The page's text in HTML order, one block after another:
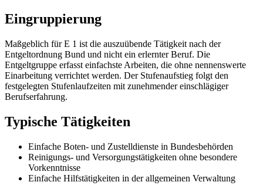
Eingruppierung
Maßgeblich für E 1 ist die auszuübende Tätigkeit nach der
Entgeltordnung Bund und nicht ein erlernter Beruf. Die
Entgeltgruppe erfasst einfachste Arbeiten, die ohne nennenswerte
Einarbeitung verrichtet werden. Der Stufenaufstieg folgt den
festgelegten Stufenlaufzeiten mit zunehmender einschlägiger
Berufserfahrung.
Typische Tätigkeiten
Einfache Boten- und Zustelldienste in Bundesbehörden
Reinigungs- und Versorgungstätigkeiten ohne besondere
Vorkenntnisse
Einfache Hilfstätigkeiten in der allgemeinen Verwaltung